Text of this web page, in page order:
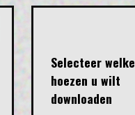
Selecteer welke
hoezen u wilt
downloaden